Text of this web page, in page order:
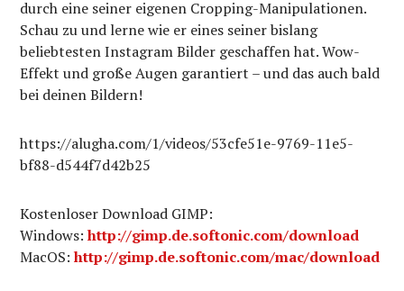
durch eine seiner eigenen Cropping-Manipulationen.
Schau zu und lerne wie er eines seiner bislang
beliebtesten Instagram Bilder geschaffen hat. Wow-
Effekt und große Augen garantiert – und das auch bald
bei deinen Bildern!
https://alugha.com/1/videos/53cfe51e-9769-11e5-
bf88-d544f7d42b25
Kostenloser Download GIMP:
Windows:http://gimp.de.softonic.com/download
MacOS:http://gimp.de.softonic.com/mac/download